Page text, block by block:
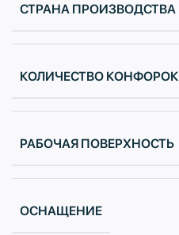
СТРАНА ПРОИЗВОДСТВА
КОЛИЧЕСТВО КОНФОРОК
РАБОЧАЯ ПОВЕРХНОСТЬ
ОСНАЩЕНИЕ